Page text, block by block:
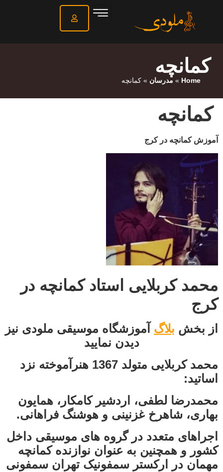
کمانچه
Home
» مدرسان » کمانچه
کمانچه
آموزش کمانچه در کرج
محمد کربلایی استاد کمانچه در
کرج
از بخش بلاگ آموزشگاه موسیقی ملودی نیز
دیدن نمایید
محمد کربلایی متولد 1367 هنرآموخته نزد
اساتید:
محمدرضا لطفی، اردشیر کامکار، همایون
بهاری، شاهرخ غزنینی و هوشنگ فراهانی.
اجراهای متعدد در گروه های موسیقی داخل
کشور و همچنین به عنوان نوازنده کمانچه
مهمان در ارکستر سمفونیک تهران سمفونی